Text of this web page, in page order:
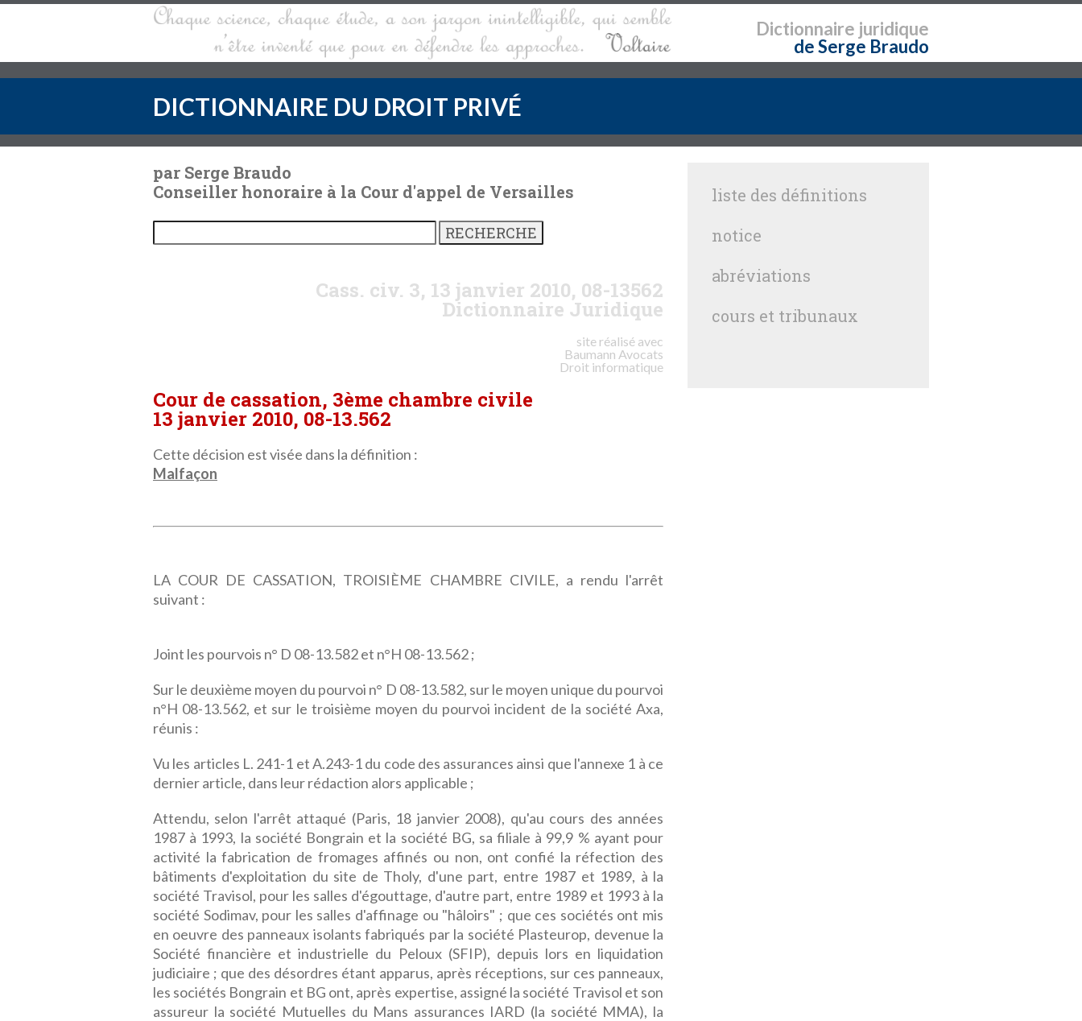
Dictionnaire juridique
de Serge Braudo
DICTIONNAIRE DU DROIT PRIVÉ
par Serge Braudo
Conseiller honoraire à la Cour d'appel de Versailles
Cass. civ. 3, 13 janvier 2010, 08-13562
Dictionnaire Juridique
site réalisé avec
Baumann Avocats
Droit informatique
Cour de cassation, 3ème chambre civile
13 janvier 2010, 08-13.562
Cette décision est visée dans la définition :
Malfaçon
LA COUR DE CASSATION, TROISIÈME CHAMBRE CIVILE, a rendu l'arrêt
suivant :
Joint les pourvois n° D 08-13.582 et n°H 08-13.562 ;
Sur le deuxième moyen du pourvoi n° D 08-13.582, sur le moyen unique du pourvoi
n°H 08-13.562, et sur le troisième moyen du pourvoi incident de la société Axa,
réunis :
Vu les articles L. 241-1 et A.243-1 du code des assurances ainsi que l'annexe 1 à ce
dernier article, dans leur rédaction alors applicable ;
Attendu, selon l'arrêt attaqué (Paris, 18 janvier 2008), qu'au cours des années
1987 à 1993, la société Bongrain et la société BG, sa filiale à 99,9 % ayant pour
activité la fabrication de fromages affinés ou non, ont confié la réfection des
bâtiments d'exploitation du site de Tholy, d'une part, entre 1987 et 1989, à la
société Travisol, pour les salles d'égouttage, d'autre part, entre 1989 et 1993 à la
société Sodimav, pour les salles d'affinage ou "hâloirs" ; que ces sociétés ont mis
en oeuvre des panneaux isolants fabriqués par la société Plasteurop, devenue la
Société financière et industrielle du Peloux (SFIP), depuis lors en liquidation
judiciaire ; que des désordres étant apparus, après réceptions, sur ces panneaux,
les sociétés Bongrain et BG ont, après expertise, assigné la société Travisol et son
assureur la société Mutuelles du Mans assurances IARD (la société MMA), la
liste des définitions
notice
abréviations
cours et tribunaux